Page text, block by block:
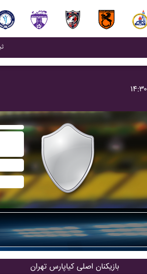
(current)
۱۴:۳۰
بازیکنان اصلی کياپارس تهران